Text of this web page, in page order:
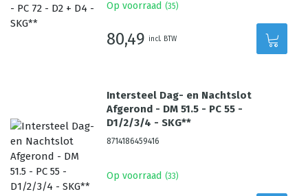
Op voorraad (35)
80,49 incl. BTW
Intersteel Dag- en Nachtslot
Afgerond - DM 51.5 - PC 55 -
D1/2/3/4 - SKG**
8714186459416
Op voorraad (33)